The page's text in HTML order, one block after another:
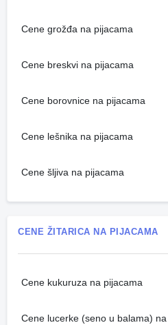
Cene grožđa na pijacama
Cene breskvi na pijacama
Cene borovnice na pijacama
Cene lešnika na pijacama
Cene šljiva na pijacama
CENE ŽITARICA NA PIJACAMA
Cene kukuruza na pijacama
Cene lucerke (seno u balama)